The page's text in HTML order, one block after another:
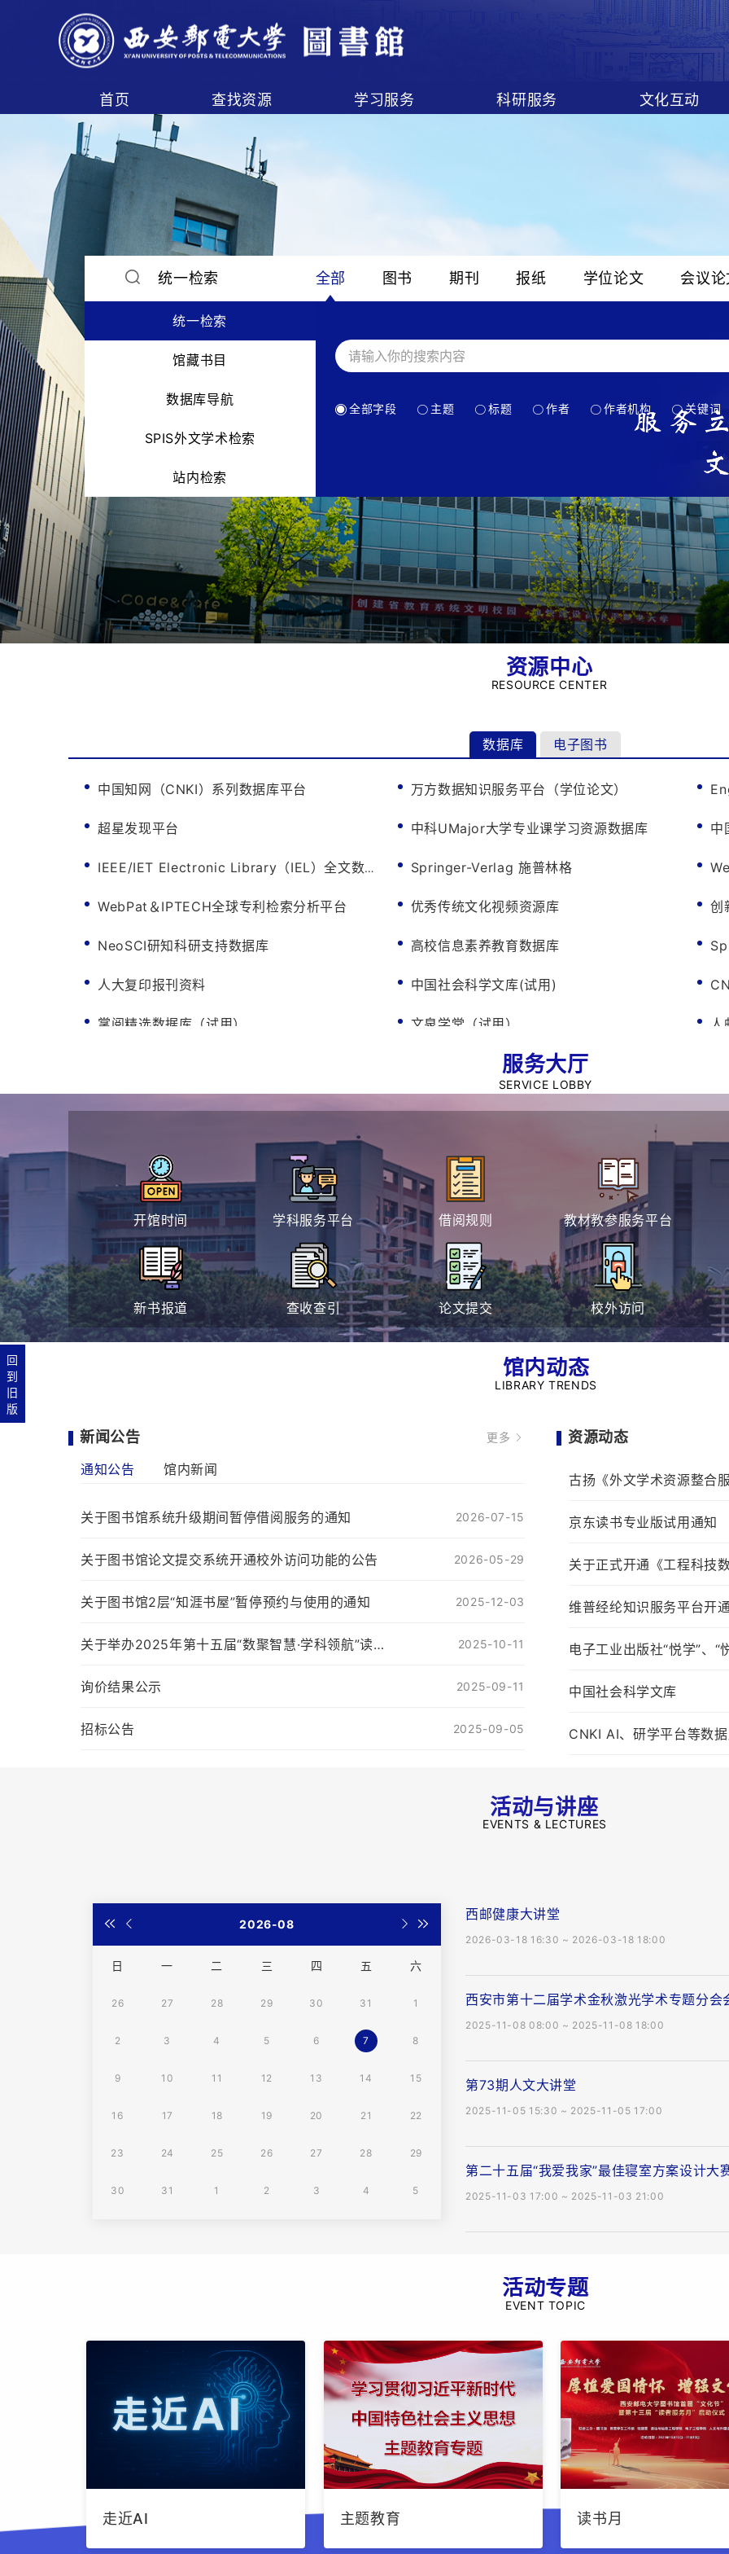
首页 查找资源 学习服务 科研服务 文化互动
统一检索 全部 图书 期刊 报纸 学位论文 会议
统一检索
馆藏书目
数据库导航
SPIS外文学术检索
站内检索
EBSCO检索
全部字段 主题 标题 作者 作者机构 关键词
回
到
旧
版
资源中心
RESOURCE CENTER
数据库 电子图书
中国知网（CNKI）系列数据库平台 万方数据知识服务平台（学位论文）
超星发现平台 中科UMajor大学专业课学习资源数据库 中
IEEE/IET Electronic Library（IEL）全文数据库 Springer-Verlag 施普林格
WebPat＆IPTECH全球专利检索分析平台 优秀传统文化视频资源库 创
NeoSCI研知科研支持数据库 高校信息素养教育数据库
人大复印报刊资料 中国社会科学文库(试用)
掌阅精选数据库（试用） 文泉学堂（试用）
服务大厅
SERVICE LOBBY
开馆时间 学科服务平台 借阅规则 教材教参服务平台
新书报道 查收查引 论文提交 校外访问
馆内动态
LIBRARY TRENDS
新闻公告 更多
通知公告 馆内新闻
关于图书馆系统升级期间暂停借阅服务的通知 2026-07-15
关于图书馆论文提交系统开通校外访问功能的公告 2026-05-29
关于图书馆2层“知涯书屋”暂停预约与使用的通知 2025-12-03
关于举办2025年第十五届“数聚智慧·学科领航”读者服务月的活动通知 2025-10-11
询价结果公示 2025-09-11
招标公告 2025-09-05
资源动态
古扬《外文学术资源整合
京东读书专业版试用通知
关于正式开通《工程科技
维普经纶知识服务平台开
电子工业出版社“悦学”、“
中国社会科学文库
CNKI AI、研学平台等数
活动与讲座
EVENTS & LECTURES
2026-08
日 一 二 三 四 五 六
26 27 28 29 30 31 1
2 3 4 5 6 7 8
9 10 11 12 13 14 15
16 17 18 19 20 21 22
23 24 25 26 27 28 29
30 31 1 2 3 4 5
西邮健康大讲堂
2026-03-18 16:30 ~ 2026-03-18 18:00
西安市第十二届学术金秋激光学术专题分会
2025-11-08 08:00 ~ 2025-11-08 18:00
第73期人文大讲堂
2025-11-05 15:30 ~ 2025-11-05 17:00
第二十五届“我爱我家”最佳寝室方案设计大
2025-11-03 17:00 ~ 2025-11-03 21:00
活动专题
EVENT TOPIC
走近AI 主题教育 读书月